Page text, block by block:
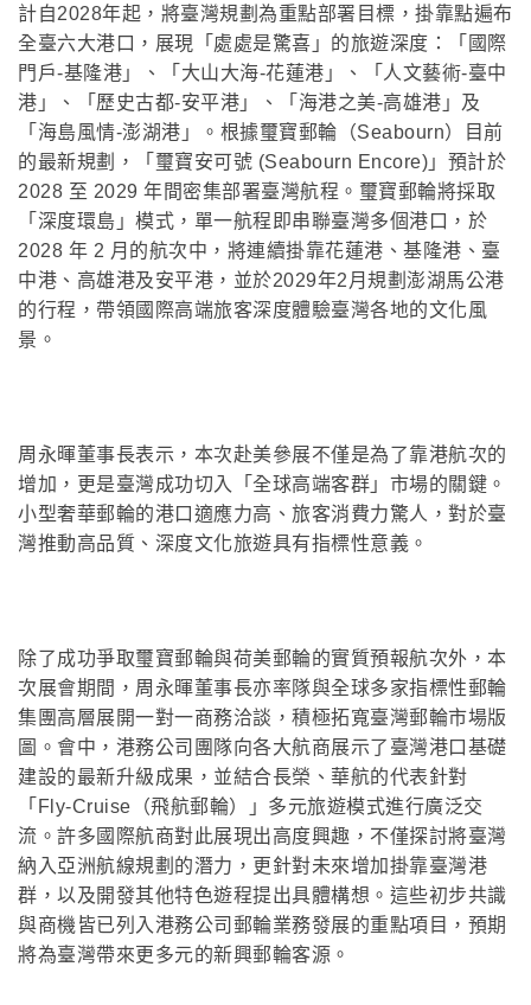
計自2028年起，將臺灣規劃為重點部署目標，掛靠點遍布
全臺六大港口，展現「處處是驚喜」的旅遊深度：「國際
門戶-基隆港」、「大山大海-花蓮港」、「人文藝術-臺中
港」、「歷史古都-安平港」、「海港之美-高雄港」及
「海島風情-澎湖港」。根據璽寶郵輪（Seabourn）目前
的最新規劃，「璽寶安可號 (Seabourn Encore)」預計於
2028 至 2029 年間密集部署臺灣航程。璽寶郵輪將採取
「深度環島」模式，單一航程即串聯臺灣多個港口，於
2028 年 2 月的航次中，將連續掛靠花蓮港、基隆港、臺
中港、高雄港及安平港，並於2029年2月規劃澎湖馬公港
的行程，帶領國際高端旅客深度體驗臺灣各地的文化風
景。
周永暉董事長表示，本次赴美參展不僅是為了靠港航次的
增加，更是臺灣成功切入「全球高端客群」市場的關鍵。
小型奢華郵輪的港口適應力高、旅客消費力驚人，對於臺
灣推動高品質、深度文化旅遊具有指標性意義。
除了成功爭取璽寶郵輪與荷美郵輪的實質預報航次外，本
次展會期間，周永暉董事長亦率隊與全球多家指標性郵輪
集團高層展開一對一商務洽談，積極拓寬臺灣郵輪市場版
圖。會中，港務公司團隊向各大航商展示了臺灣港口基礎
建設的最新升級成果，並結合長榮、華航的代表針對
「Fly-Cruise（飛航郵輪）」多元旅遊模式進行廣泛交
流。許多國際航商對此展現出高度興趣，不僅探討將臺灣
納入亞洲航線規劃的潛力，更針對未來增加掛靠臺灣港
群，以及開發其他特色遊程提出具體構想。這些初步共識
與商機皆已列入港務公司郵輪業務發展的重點項目，預期
將為臺灣帶來更多元的新興郵輪客源。